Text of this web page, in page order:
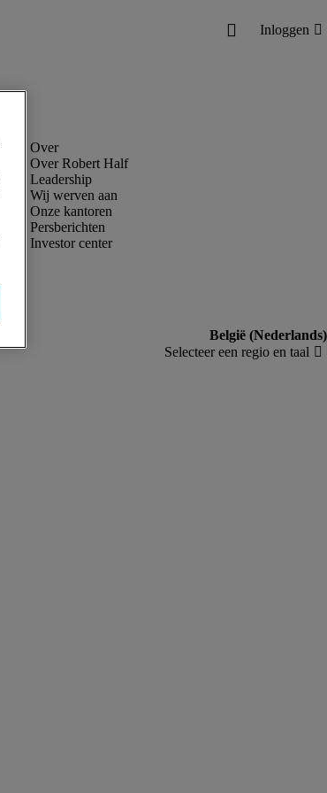
Over Robert Half
Leadership
Wij werven aan
Onze kantoren
Persberichten
Investor center